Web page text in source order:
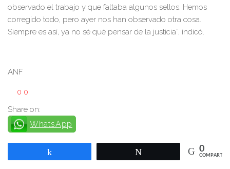
observado el trabajo y que faltaba algunos sellos. Hemos
corregido todo, pero ayer nos han observado otra cosa.
Siempre es así, ya no sé qué pensar de la justicia”, indicó.
ANF
0 0
Share on:
WhatsApp
0
COMPARTIR